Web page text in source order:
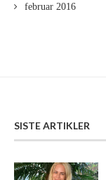
februar 2016
SISTE ARTIKLER